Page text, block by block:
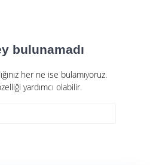
bulunamadı
her ne ise bulamıyoruz.
yardımcı olabilir.